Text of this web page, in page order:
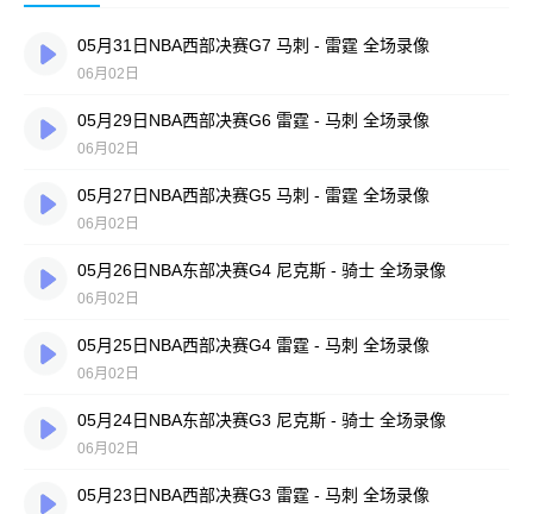
05月31日NBA西部决赛G7 马刺 - 雷霆 全场录像
06月02日
05月29日NBA西部决赛G6 雷霆 - 马刺 全场录像
06月02日
05月27日NBA西部决赛G5 马刺 - 雷霆 全场录像
06月02日
05月26日NBA东部决赛G4 尼克斯 - 骑士 全场录像
06月02日
05月25日NBA西部决赛G4 雷霆 - 马刺 全场录像
06月02日
05月24日NBA东部决赛G3 尼克斯 - 骑士 全场录像
06月02日
05月23日NBA西部决赛G3 雷霆 - 马刺 全场录像